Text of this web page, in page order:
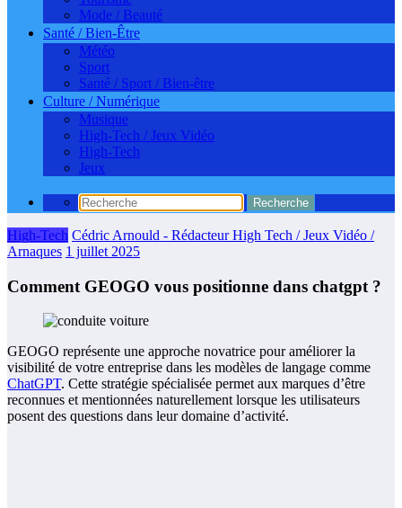
Mode / Beauté
Santé / Bien-Être
Météo
Sport
Santé / Sport / Bien-être
Culture / Numérique
Musique
High-Tech / Jeux Vidéo
High-Tech
Jeux
High-Tech Cédric Arnould - Rédacteur High Tech / Jeux Vidéo /
Arnaques 1 juillet 2025
Comment GEOGO vous positionne dans chatgpt ?
GEOGO représente une approche novatrice pour améliorer la
visibilité de votre entreprise dans les modèles de langage comme
ChatGPT. Cette stratégie spécialisée permet aux marques d’être
reconnues et mentionnées naturellement lorsque les utilisateurs
posent des questions dans leur domaine d’activité.